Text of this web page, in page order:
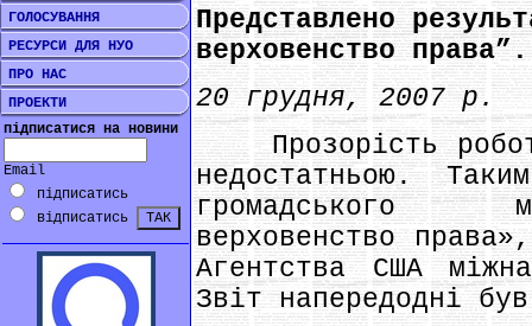
ГОЛОСУВАННЯ
РЕСУРСИ ДЛЯ НУО
ПРО НАС
ПРОЕКТИ
підписатися на новини
Email
підписатись
відписатись
Представлено
верховенство права”.
20 грудня, 2007 р.
Прозорість
недостатньою.
громадського
верховенство
Агентства США
Звіт напередодні